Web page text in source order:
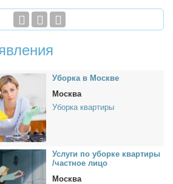
Убор­ка в Москве
Москва
Уборка квартиры
Услу­ги по убор­ке квар­ти­ры
/част­ное ли­цо
Москва